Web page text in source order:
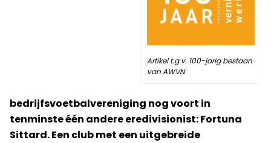
Artikel t.g.v. 100-jarig bestaan
van AWVN
bedrijfsvoetbalvereniging nog voort in
tenminste één andere eredivisionist: Fortuna
Sittard. Een club met een uitgebreide